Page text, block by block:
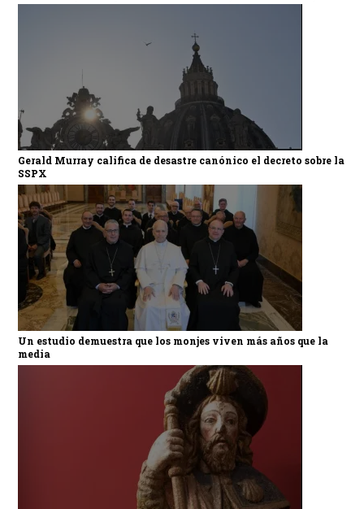
Gerald Murray califica de desastre canónico el decreto sobre la
SSPX
Un estudio demuestra que los monjes viven más años que la
media